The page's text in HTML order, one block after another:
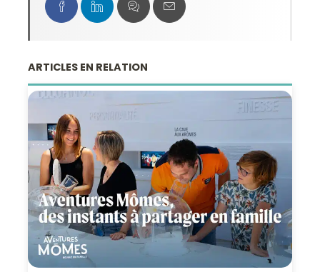
ARTICLES EN RELATION